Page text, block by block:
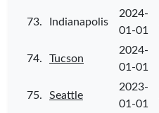
73. Indianapolis
2024-
01-01
74. Tucson
2024-
01-01
75. Seattle
2023-
01-01